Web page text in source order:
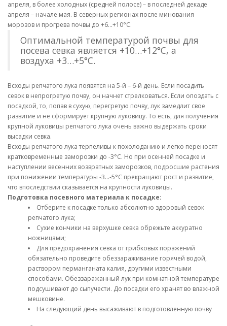
апреля, в более холодных (средней полосе) – в последней декаде
апреля – начале мая. В северных регионах после минования
морозов и прогрева почвы до +6…+10°С.
Оптимальной температурой почвы для
посева севка является +10…+12°С, а
воздуха +3…+5°С.
Всходы репчатого лука появятся на 5-й – 6-й день. Если посадить
севок в непрогретую почву, он начнет стрелковаться. Если опоздать с
посадкой, то, попав в сухую, перегретую почву, лук замедлит свое
развитие и не сформирует крупную луковицу. То есть, для получения
крупной луковицы репчатого лука очень важно выдержать сроки
высадки севка.
Всходы репчатого лука терпеливы к похолоданию и легко переносят
кратковременные заморозки до -3°С. Но при осенней посадке и
наступлении весенних возвратных заморозков, подросшие растения
при понижении температуры -3…-5°С прекращают рост и развитие,
что впоследствии сказывается на крупности луковицы.
Подготовка посевного материала к посадке:
Отберите к посадке только абсолютно здоровый севок
репчатого лука;
Сухие кончики на верхушке севка обрежьте аккуратно
ножницами;
Для предохранения севка от грибковых поражений
обязательно проведите обеззараживание горячей водой,
раствором перманганата калия, другими известными
способами. Обеззаражанный лук при комнатной температуре
подсушивают до сыпучести. До посадки его хранят во влажной
мешковине.
На следующий день высаживают в подготовленную почву